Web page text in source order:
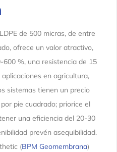
de 500 micras, de entre
ofrece un valor atractivo,
%, una resistencia de 15
en agricultura,
sistemas tienen un precio
pie cuadrado; priorice el
una eficiencia del 20-30
prevén asequibilidad.
(BPM Geomembrana)